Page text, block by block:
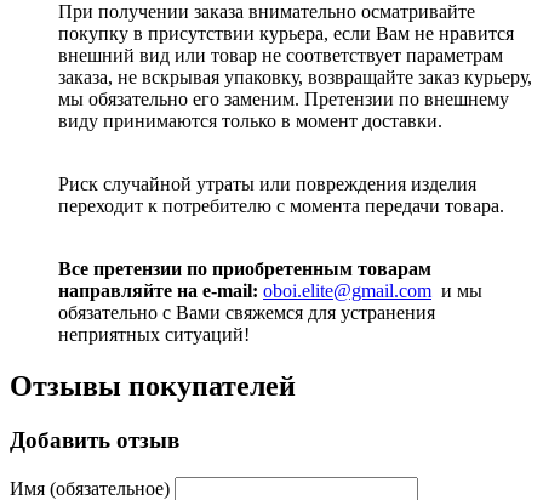
При получении заказа внимательно осматривайте
покупку в присутствии курьера, если Вам не нравится
внешний вид или товар не соответствует параметрам
заказа, не вскрывая упаковку, возвращайте заказ курьеру,
мы обязательно его заменим. Претензии по внешнему
виду принимаются только в момент доставки.
Риск случайной утраты или повреждения изделия
переходит к потребителю с момента передачи товара.
Все претензии по приобретенным товарам
направляйте на e-mail: oboi.elite@gmail.com и мы
обязательно с Вами свяжемся для устранения
неприятных ситуаций!
Отзывы покупателей
Добавить отзыв
Имя (обязательное)